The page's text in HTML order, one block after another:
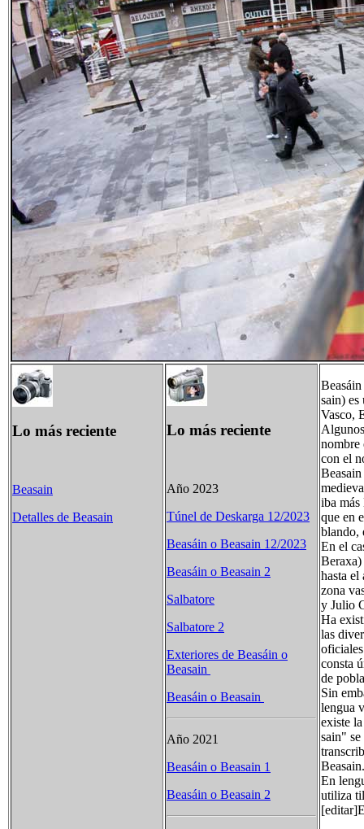
Lo más reciente
Beasain
Detalles de Beasain
Lo más reciente
Año 2023
Túnel de Deskarga 12/2023
Beasáin o Beasain 12/2023
Beasáin o Beasain 2
Salbatore
Salbatore 2
Exteriores de Beasáin o
Beasain
Beasáin o Beasain
Año 2021
Beasáin o Beasain 1
Beasáin o Beasain 2
sain)
Vasco,
nombre
con el
iba más
que en
blando,
En el
hasta el
zona
y Julio
Ha
las
consta
de
Sin
lengua
existe
sain"
Beasain.
En
utiliza